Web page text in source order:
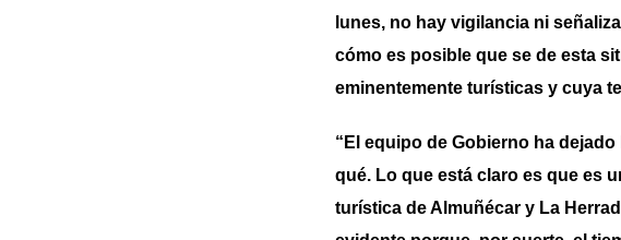
lunes, no hay vigilancia ni
cómo es posible que se de esta
eminentemente turísticas y cuya
“El equipo de Gobierno ha
qué. Lo que está claro es que es
turística de Almuñécar y La